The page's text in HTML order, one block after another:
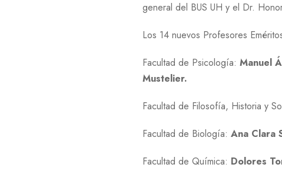
general del BUS UH y el Dr.
Los 14 nuevos Profesores
Facultad de Psicología: Manuel
Mustelier.
Facultad de Filosofía, Historia y
Facultad de Biología: Ana Clara
Facultad de Química: Dolores